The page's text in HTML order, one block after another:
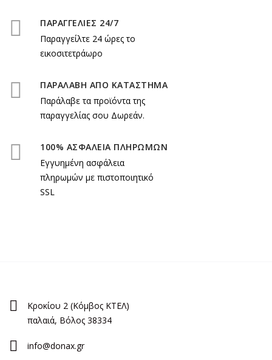
ΠΑΡΑΓΓΕΛΙΕΣ 24/7
Παραγγείλτε 24 ώρες το
εικοσιτετράωρο
ΠΑΡΑΛΑΒΗ ΑΠΟ ΚΑΤΑΣΤΗΜΑ
Παράλαβε τα προϊόντα της
παραγγελίας σου Δωρεάν.
100% ΑΣΦΑΛΕΙΑ ΠΛΗΡΩΜΩΝ
Εγγυημένη ασφάλεια
πληρωμών με πιστοποιητικό
SSL
Κροκίου 2 (Κόμβος ΚΤΕΛ)
παλαιά, Βόλος 38334
info@donax.gr